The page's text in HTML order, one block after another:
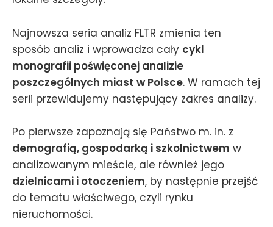
Najnowsza seria analiz FLTR zmienia ten
sposób analiz i wprowadza cały cykl
monografii poświęconej analizie
poszczególnych miast w Polsce. W ramach tej
serii przewidujemy następujący zakres analizy.
Po pierwsze zapoznają się Państwo m. in. z
demografią, gospodarką i szkolnictwem w
analizowanym mieście, ale również jego
dzielnicami i otoczeniem, by następnie przejść
do tematu właściwego, czyli rynku
nieruchomości.